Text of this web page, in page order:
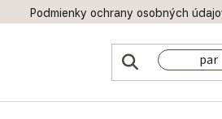
Podmienky ochrany osobných